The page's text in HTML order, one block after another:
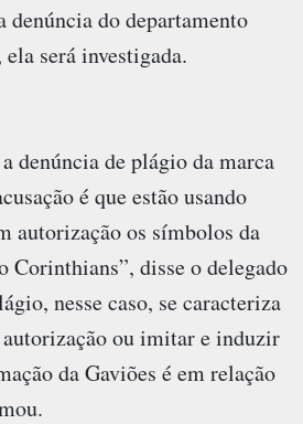
denúncia do departamento
será investigada.
denúncia de plágio da marca
é que estão usando
autorização os símbolos da
Corinthians”, disse o delegado
nesse caso, se caracteriza
ou imitar e induzir
da Gaviões é em relação